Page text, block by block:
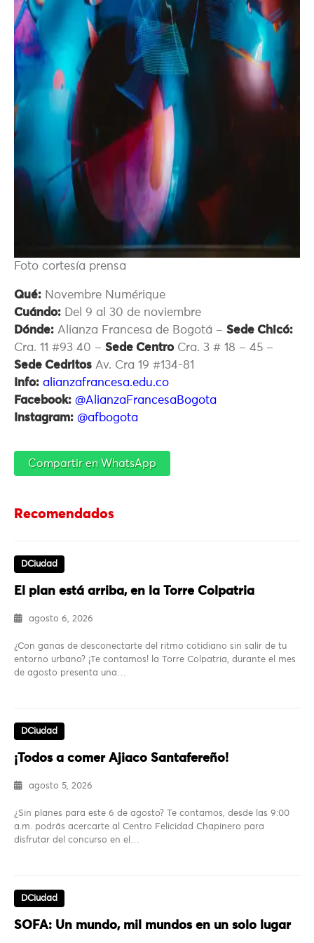
Foto cortesía prensa
Qué: Novembre Numérique
Cuándo: Del 9 al 30 de noviembre
Dónde: Alianza Francesa de Bogotá – Sede Chicó:
Cra. 11 #93 40 – Sede CentroCra. 3 # 18 – 45 –
Sede Cedritos Av. Cra 19 #134-81
Info: alianzafrancesa.edu.co
Facebook: @AlianzaFrancesaBogota
Instagram: @afbogota
Compartir en WhatsApp
Recomendados
DCiudad
El plan está arriba, en la Torre Colpatria
agosto 6, 2026
¿Con ganas de desconectarte del ritmo cotidiano sin salir de tu
entorno urbano? ¡Te contamos! la Torre Colpatria, durante el mes
de agosto presenta una…
DCiudad
¡Todos a comer Ajiaco Santafereño!
agosto 5, 2026
¿Sin planes para este 6 de agosto? Te contamos, desde las 9:00
a.m. podrás acercarte al Centro Felicidad Chapinero para
disfrutar del concurso en el…
DCiudad
SOFA: Un mundo, mil mundos en un solo lugar